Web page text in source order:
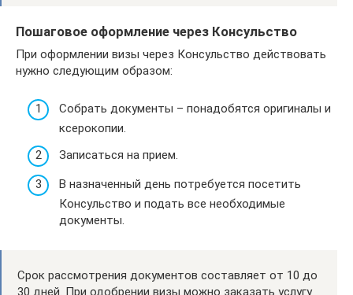
Пошаговое оформление через Консульство
При оформлении визы через Консульство действовать
нужно следующим образом:
Собрать документы – понадобятся оригиналы и
ксерокопии.
Записаться на прием.
В назначенный день потребуется посетить
Консульство и подать все необходимые
документы.
Срок рассмотрения документов составляет от 10 до
30 дней. При одобрении визы можно заказать услугу